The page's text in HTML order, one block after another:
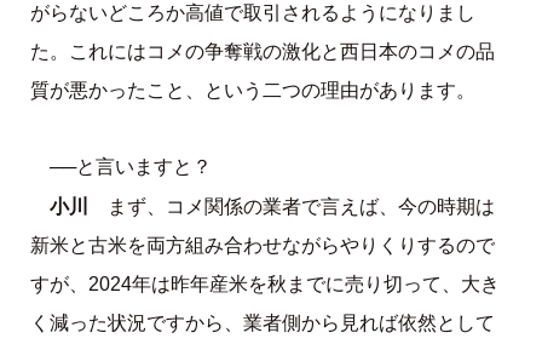
がらないどころか高値で取引されるようになりまし
た。これにはコメの争奪戦の激化と西日本のコメの品
質が悪かったこと、という二つの理由があります。
──と言いますと？
小川
まず、コメ関係の業者で言えば、今の時期は
新米と古米を両方組み合わせながらやりくりするので
すが、2024年は昨年産米を秋までに売り切って、大き
く減った状況ですから、業者側から見れば依然として